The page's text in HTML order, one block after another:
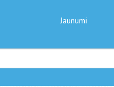
Jaunumi